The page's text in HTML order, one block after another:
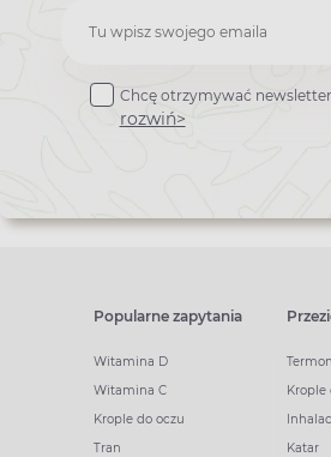
Zapisz
do
newslettera
Chcę otrzymywać
rozwiń>
Popularne zapytania
Witamina D
Witamina C
Krople do oczu
Tran
Krople
Katar